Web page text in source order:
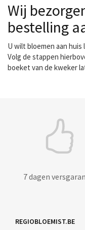
Wij
bestelling
U wilt bloemen aan huis
Volg de stappen
boeket van de kweker
7 dagen
REGIOBLOEMIST.BE